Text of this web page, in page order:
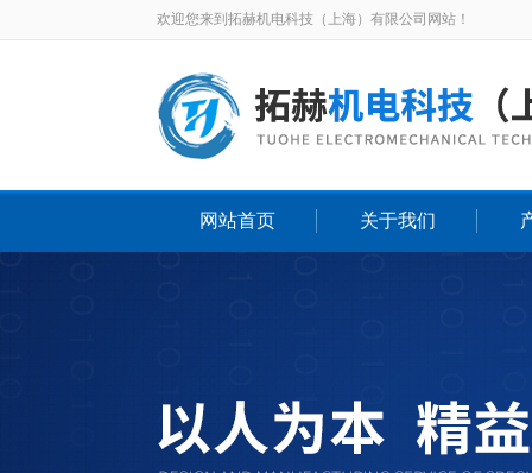
欢迎您来到拓赫机电科技（上海）有限公司网站！
网站首页 关于我们